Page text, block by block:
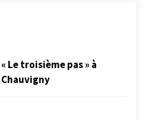
« Le troisième pas » à
Chauvigny